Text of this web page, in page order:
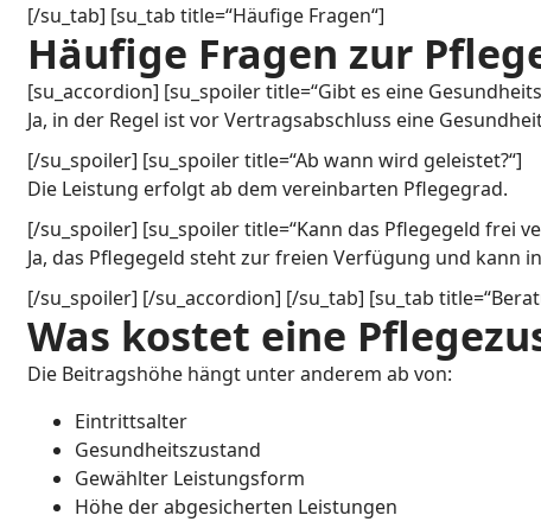
[/su_tab] [su_tab title=“Häufige Fragen“]
Häufige Fragen zur
[su_accordion] [su_spoiler title=“Gibt es eine
Ja, in der Regel ist vor Vertragsabschluss eine
[/su_spoiler] [su_spoiler title=“Ab wann wird geleistet?“]
Die Leistung erfolgt ab dem vereinbarten Pflegegrad.
[/su_spoiler] [su_spoiler title=“Kann das Pflegegeld frei
Ja, das Pflegegeld steht zur freien Verfügung und kann
[/su_spoiler] [/su_accordion] [/su_tab] [su_tab
Was kostet eine
Die Beitragshöhe hängt unter anderem ab von:
Eintrittsalter
Gesundheitszustand
Gewählter Leistungsform
Höhe der abgesicherten Leistungen